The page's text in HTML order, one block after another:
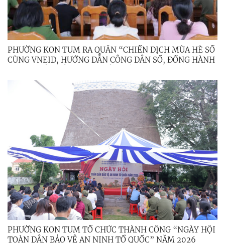
PHƯỜNG KON TUM RA QUÂN “CHIẾN DỊCH MÙA HÈ SỐ
CÙNG VNEID, HƯỚNG DẪN CÔNG DÂN SỐ, ĐỒNG HÀNH
PHƯỜNG KON TUM TỔ CHỨC THÀNH CÔNG “NGÀY HỘI
TOÀN DÂN BẢO VỆ AN NINH TỔ QUỐC” NĂM 2026